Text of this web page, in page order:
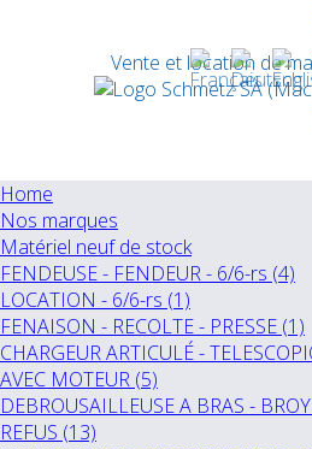
Vente et location de
Home
Nos marques
Matériel neuf de stock
FENDEUSE - FENDEUR - 6/6-rs (4)
LOCATION - 6/6-rs (1)
FENAISON - RECOLTE - PRESSE (1)
CHARGEUR ARTICULÉ -
AVEC MOTEUR (5)
DEBROUSAILLEUSE A BRAS -
REFUS (13)